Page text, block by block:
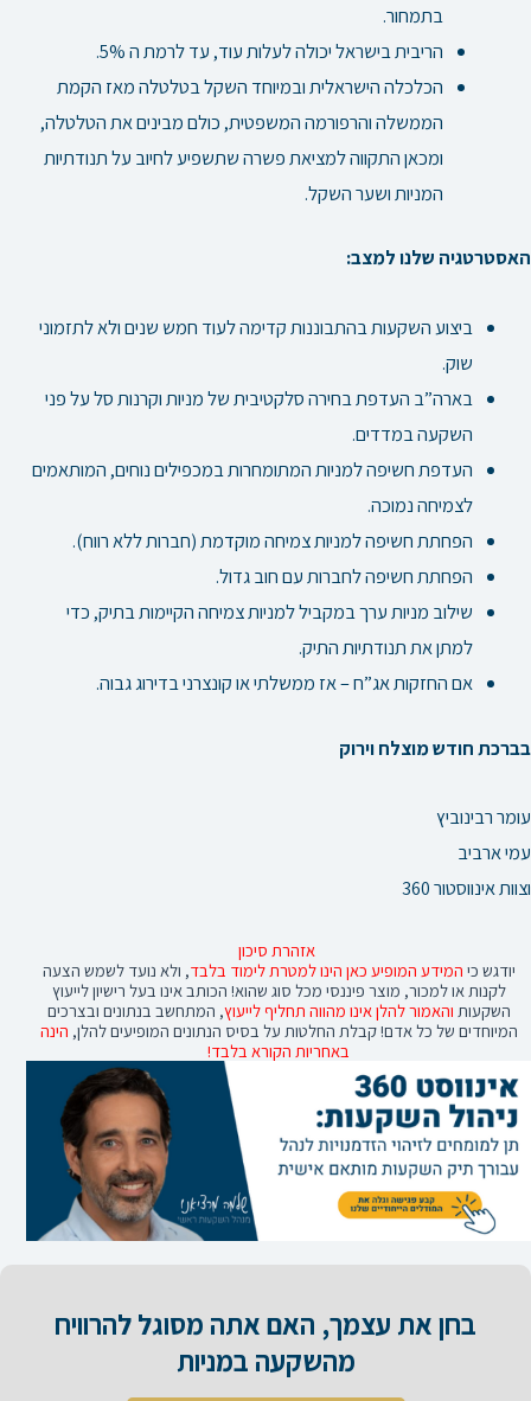
בתמחור.
הריבית בישראל יכולה לעלות עוד, עד לרמת ה 5%.
הכלכלה הישראלית ובמיוחד השקל בטלטלה מאז הקמת
הממשלה והרפורמה המשפטית, כולם מבינים את הטלטלה,
ומכאן התקווה למציאת פשרה שתשפיע לחיוב על תנודתיות
המניות ושער השקל.
האסטרטגיה שלנו למצב:
ביצוע השקעות בהתבוננות קדימה לעוד חמש שנים ולא לתזמוני
שוק.
בארה”ב העדפת בחירה סלקטיבית של מניות וקרנות סל על פני
השקעה במדדים.
העדפת חשיפה למניות המתומחרות במכפילים נוחים, המותאמים
לצמיחה נמוכה.
הפחתת חשיפה למניות צמיחה מוקדמת (חברות ללא רווח).
הפחתת חשיפה לחברות עם חוב גדול.
שילוב מניות ערך במקביל למניות צמיחה הקיימות בתיק, כדי
למתן את תנודתיות התיק.
אם החזקות אג”ח – אז ממשלתי או קונצרני בדירוג גבוה.
בברכת חודשמוצלח וירוק
עומר רבינוביץ
עמי ארביב
וצוות אינווסטור 360
אזהרת סיכון
יודגש כי המידע המופיע כאן הינו למטרת לימוד בלבד, ולא נועד לשמש הצעה
לקנות או למכור, מוצר פיננסי מכל סוג שהוא! הכותב אינו בעל רישיון לייעוץ
השקעות והאמור להלן אינו מהווה תחליף לייעוץ, המתחשב בנתונים ובצרכים
המיוחדים של כל אדם! קבלת החלטות על בסיס הנתונים המופיעים להלן, הינה
באחריות הקורא בלבד!
בחן את עצמך, האם אתה מסוגל להרוויח
מהשקעה במניות​